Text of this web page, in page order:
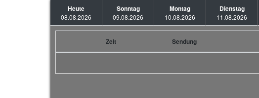
Heute
08.08.2026
Sonntag
09.08.2026
Montag
10.08.2026
Dienstag
11.08.2026
Zeit Sendung